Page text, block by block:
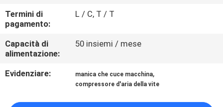
NOTIZIE
RICHIEDA
UNA
Termini di
pagamento:
L / C, T / T
Capacità di
alimentazione:
50 insiemi / mese
Evidenziare: manica che cuce macchina,
compressore d'aria della vite